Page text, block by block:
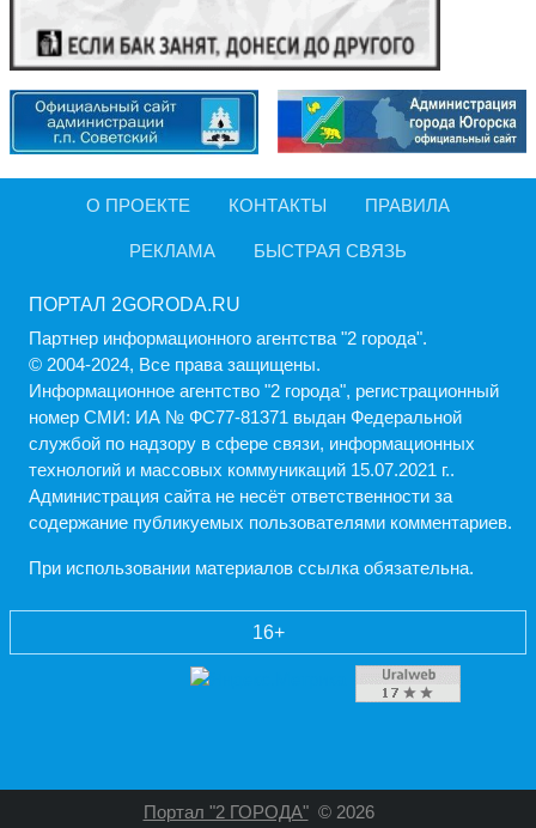
О ПРОЕКТЕ КОНТАКТЫ ПРАВИЛА
РЕКЛАМА БЫСТРАЯ СВЯЗЬ
ПОРТАЛ 2GORODA.RU
Партнер информационного агентства "2 города".
© 2004-2024, Все права защищены.
Информационное агентство "2 города", регистрационный
номер СМИ: ИА № ФС77-81371 выдан Федеральной
службой по надзору в сфере связи, информационных
технологий и массовых коммуникаций 15.07.2021 г..
Администрация cайта не несёт ответственности за
содержание публикуемых пользователями комментариев.
При использовании материалов ссылка обязательна.
16+
Портал "2 ГОРОДА" © 2026